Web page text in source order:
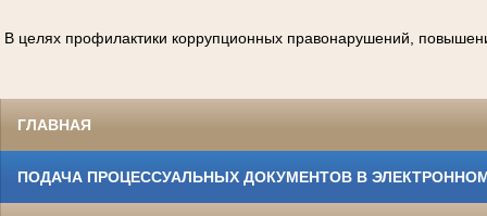
В целях профилактики коррупционных правонарушений,
ГЛАВНАЯ
ПОДАЧА ПРОЦЕССУАЛЬНЫХ ДОКУМЕНТОВ В